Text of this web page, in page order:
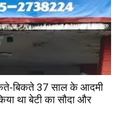
बिकते 37 साल के आदमी
था बेटी का सौदा और